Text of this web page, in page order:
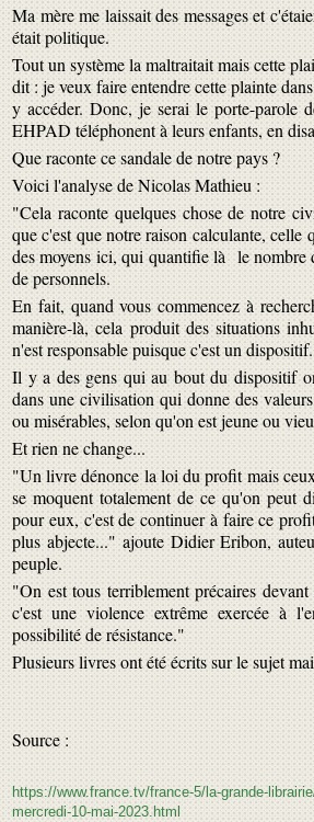
Ma mère me laissait des messages et
était politique.
Tout un système la maltraitait mais cette
dit : je veux faire entendre cette plainte
y accéder. Donc, je serai le porte-parole
EHPAD téléphonent à leurs enfants, en
Que raconte ce sandale de notre pays ?
Voici l'analyse de Nicolas Mathieu :
"Cela raconte quelques chose de notre
que c'est que notre raison calculante, celle
des moyens ici, qui quantifie là le nombre
de personnels.
En fait, quand vous commencez à
manière-là, cela produit des situations
n'est responsable puisque c'est un
Il y a des gens qui au bout du dispositif
dans une civilisation qui donne des
ou misérables, selon qu'on est jeune ou
Et rien ne change...
"Un livre dénonce la loi du profit mais
se moquent totalement de ce qu'on peut
pour eux, c'est de continuer à faire ce
plus abjecte..." ajoute Didier Eribon,
peuple.
"On est tous terriblement précaires
c'est une violence extrême exercée à
possibilité de résistance."
Plusieurs livres ont été écrits sur le sujet
Source :
https://www.france.tv/france-5/la-grande-
mercredi-10-mai-2023.html